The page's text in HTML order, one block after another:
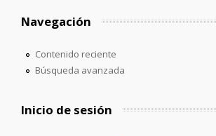
Navegación
Contenido reciente
Búsqueda avanzada
Inicio de sesión